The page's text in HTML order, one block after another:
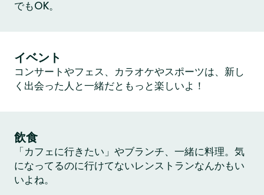
でもOK。
イベント
コンサートやフェス、カラオケやスポーツは、新し
く出会った人と一緒だともっと楽しいよ！
飲食
「カフェに行きたい」やブランチ、一緒に料理。気
になってるのに行けてないレンストランなんかもい
いよね。